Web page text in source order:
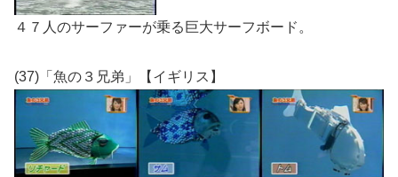
４７人のサーファーが乗る巨大サーフボード。
(37)「魚の３兄弟」【イギリス】